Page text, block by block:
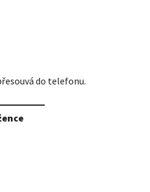
do telefonu.